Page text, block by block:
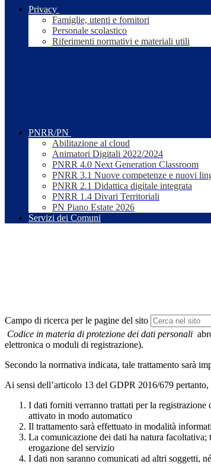
Privacy
Famiglie, utenti e fornitori
Personale scolastico
Riferimenti normativi e materiali utili
PNRR/PN
Abilitazione al cloud
Animatori Digitali 2022/2024
PNRR 4.0 Next Generation Classroom
PNRR 3.1 Nuove competenze e nuovi
PNRR 2.1 Didattica digitale integrata
PNRR 1.4 Divari Territoriali
PN Piano Estate 2026
Servizi dei Comuni
Campo di ricerca per le pagine del sito
Codice in materia di protezione dei dati personali
elettronica o moduli di registrazione).
Secondo la normativa indicata, tale trattamento sarà
Ai sensi dell’articolo 13 del GDPR 2016/679
I dati forniti verranno trattati per la registrazione
attivato in modo automatico
Il trattamento sarà effettuato in modalità
La comunicazione dei dati ha natura
erogazione del servizio
I dati non saranno comunicati ad altri soggetti,